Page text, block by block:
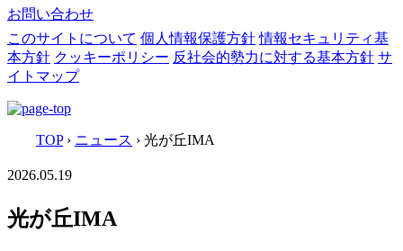
お問い合わせ
このサイトについて 個人情報保護方針 情報セキュリティ基
本方針 クッキーポリシー 反社会的勢力に対する基本方針 サ
イトマップ
TOP › ニュース › 光が丘IMA
2026.05.19
光が丘IMA